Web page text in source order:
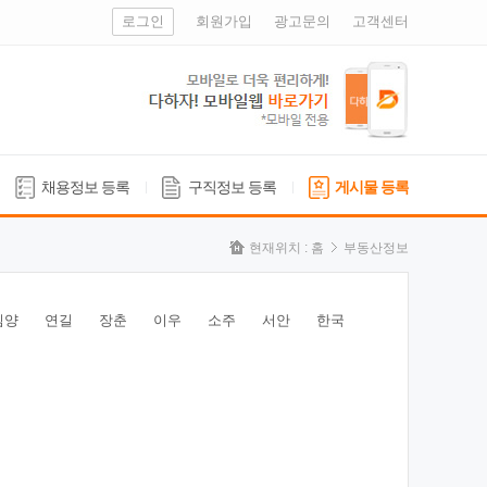
로그인 회원가입 광고문의 고객센터
채용정보 등록 구직정보 등록 게시물 등록
현재위치 : 홈 부동산정보
양 연길 장춘 이우 소주 서안 한국